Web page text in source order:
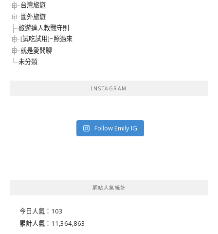
台灣旅遊
國外旅遊
旅遊達人教戰守則
[試吃試用]~照過來
就是愛閒聊
未分類
INSTAGRAM
Follow Emily IG
網站人氣統計
今日人氣： 103
累計人氣： 11,364,863